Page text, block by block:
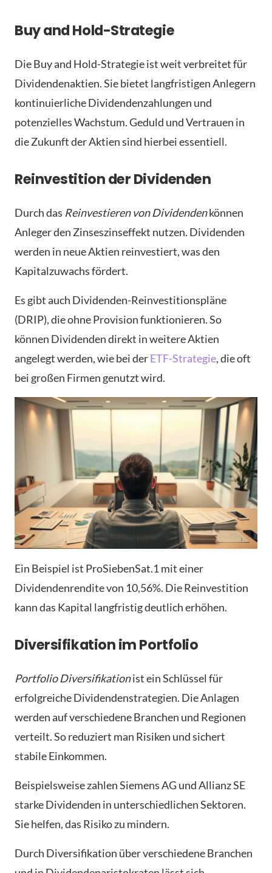
Buy and Hold-Strategie
Die Buy and Hold-Strategie ist weit verbreitet für
Dividendenaktien. Sie bietet langfristigen Anlegern
kontinuierliche Dividendenzahlungen und
potenzielles Wachstum. Geduld und Vertrauen in
die Zukunft der Aktien sind hierbei essentiell.
Reinvestition der Dividenden
Durch das Reinvestieren von Dividendenkönnen
Anleger den Zinseszinseffekt nutzen. Dividenden
werden in neue Aktien reinvestiert, was den
Kapitalzuwachs fördert.
Es gibt auch Dividenden-Reinvestitionspläne
(DRIP), die ohne Provision funktionieren. So
können Dividenden direkt in weitere Aktien
angelegt werden, wie bei derETF-Strategie, die oft
bei großen Firmen genutzt wird.
Ein Beispiel ist ProSiebenSat.1 mit einer
Dividendenrendite von 10,56%. Die Reinvestition
kann das Kapital langfristig deutlich erhöhen.
Diversifikation im Portfolio
Portfolio Diversifikationist ein Schlüssel für
erfolgreiche Dividendenstrategien. Die Anlagen
werden auf verschiedene Branchen und Regionen
verteilt. So reduziert man Risiken und sichert
stabile Einkommen.
Beispielsweise zahlen Siemens AG und Allianz SE
starke Dividenden in unterschiedlichen Sektoren.
Sie helfen, das Risiko zu mindern.
Durch Diversifikation über verschiedene Branchen